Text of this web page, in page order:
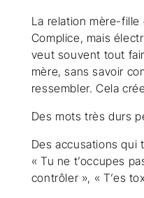
La relation mère-
Complice, mais
veut souvent tout
mère, sans savoir
ressembler. Cela
Des mots très durs
Des accusations qui
« Tu ne t’occupes
contrôler », « T’es